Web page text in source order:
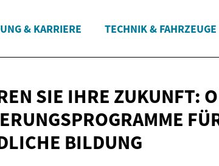
& KARRIERE TECHNIK & FAHRZEUGE
SIE IHRE ZUKUNFT:
BILDUNG